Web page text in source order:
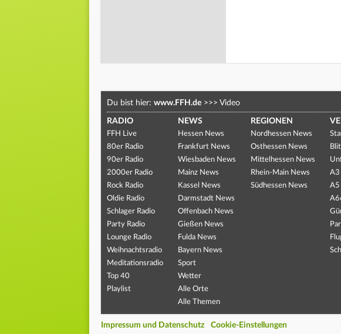
Du bist hier: www.FFH.de >>> Video
RADIO
FFH Live
80er Radio
90er Radio
2000er Radio
Rock Radio
Oldie Radio
Schlager Radio
Party Radio
Lounge Radio
Weihnachtsradio
Meditationsradio
Top 40
Playlist
NEWS
Hessen News
Frankfurt News
Wiesbaden News
Mainz News
Kassel News
Darmstadt News
Offenbach News
Gießen News
Fulda News
Bayern News
Sport
Wetter
Alle Orte
Alle Themen
REGIONEN
Nordhessen News
Osthessen News
Mittelhessen News
Rhein-Main News
Südhessen News
A3
A5
Impressum und Datenschutz Cookie-Einstellungen